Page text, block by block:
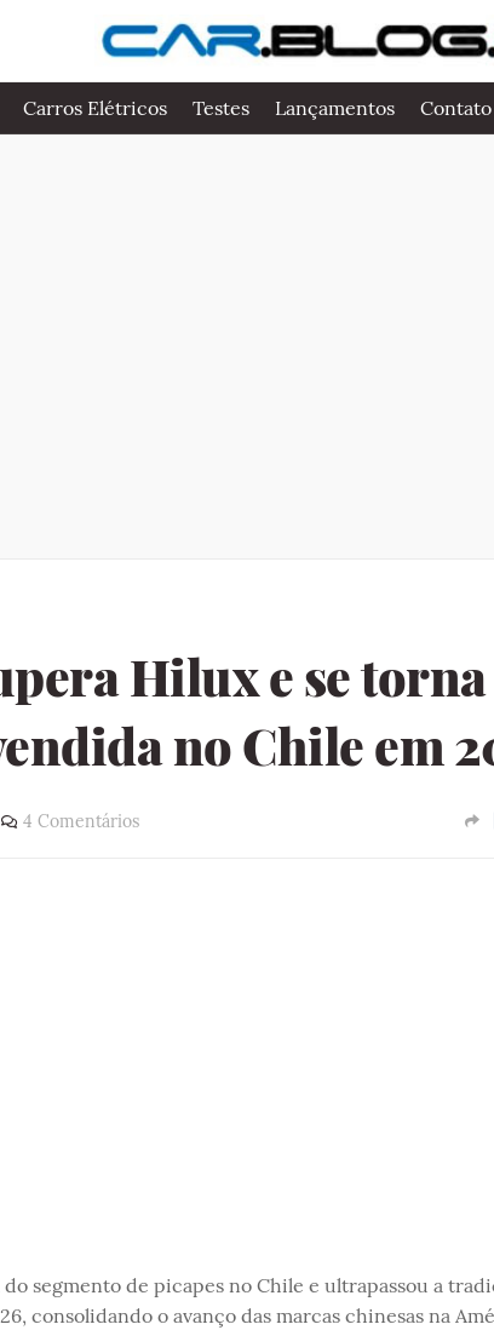
Carros Elétricos Testes Lançamentos Contato
Hilux e se torna
no Chile em
4 Comentários
segmento de picapes no Chile e ultrapassou a
consolidando o avanço das marcas chinesas na